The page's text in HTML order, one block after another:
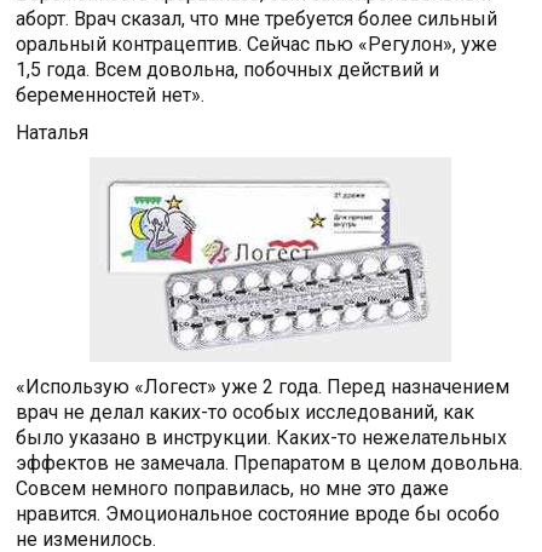
аборт. Врач сказал, что мне требуется более сильный
оральный контрацептив. Сейчас пью «Регулон», уже
1,5 года. Всем довольна, побочных действий и
беременностей нет».
Наталья
«Использую «Логест» уже 2 года. Перед назначением
врач не делал каких-то особых исследований, как
было указано в инструкции. Каких-то нежелательных
эффектов не замечала. Препаратом в целом довольна.
Совсем немного поправилась, но мне это даже
нравится. Эмоциональное состояние вроде бы особо
не изменилось.